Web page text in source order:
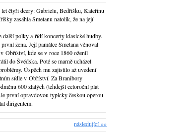
čtyři dcery: Gabrielu, Bedřišku, Kateřinu
zasáhla Smetanu natolik, že na její
další polky a řídí koncerty klasické hudby.
žena. Její památce Smetana věnoval
Obříství, kde se v roce 1860 oženil
do Švédska. Poté se marně ucházel
Úspěch mu zajistilo až uvedení
sídle v Obříství. Za Branibory
600 zlatých (tehdejší celoroční plat
první opravdovou typicky českou operou
dirigentem.
následující »»